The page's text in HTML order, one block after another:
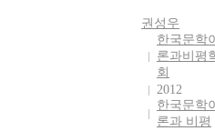
권성우
한국문학
론과비평
회
2012
한국문학
론과 비평